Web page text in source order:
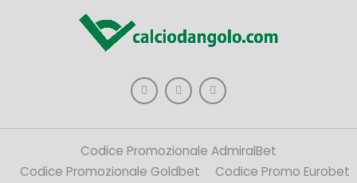
Codice Promozionale AdmiralBet
Codice Promozionale Goldbet
Codice Promo Eurobet